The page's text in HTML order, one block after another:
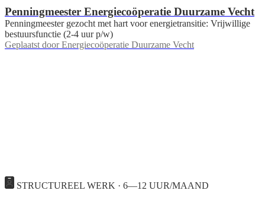
Penningmeester Energiecoöperatie Duurzame Vecht
Penningmeester gezocht met hart voor energietransitie: Vrijwillige
bestuursfunctie (2-4 uur p/w)
Geplaatst door Energiecoöperatie Duurzame Vecht
STRUCTUREEL WERK · 6—12 UUR/MAAND